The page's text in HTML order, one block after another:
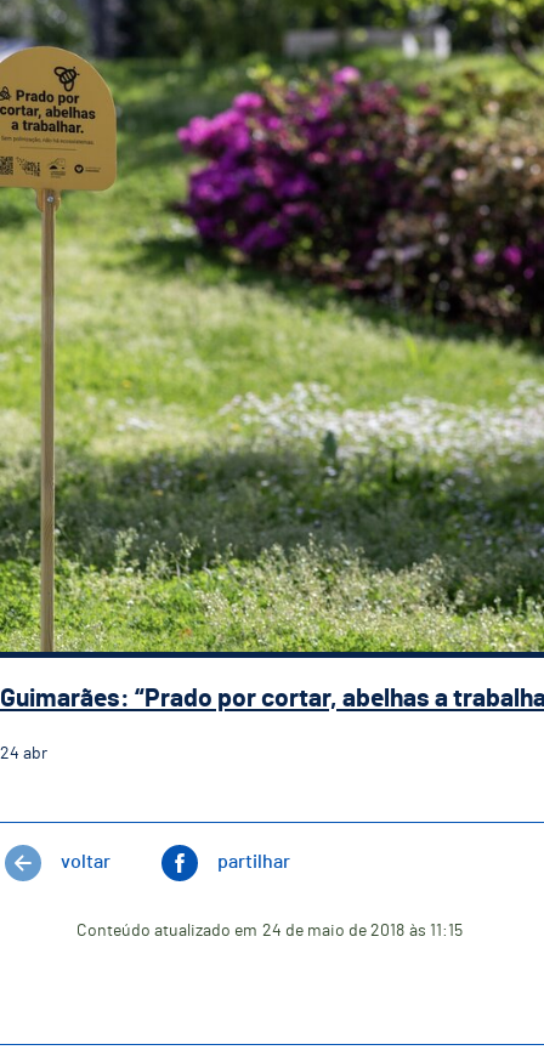
Guimarães: “Prado por cortar, abelhas a
24 abr
voltar partilhar
Conteúdo atualizado em 24 de maio de 2018 às 11:15